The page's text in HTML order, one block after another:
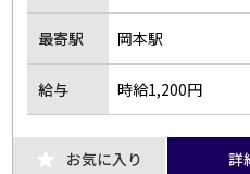
最寄駅 岡本駅
給与 時給1,200円
お気に入り 詳